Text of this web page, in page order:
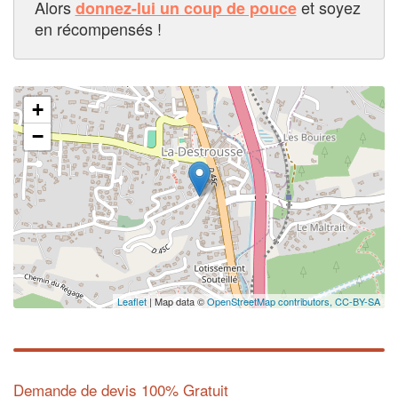
Alorsdonnez-lui un coup de pouceet soyez
en récompensés !
+
−
Leaflet | Map data ©OpenStreetMap contributors, CC-BY-SA
Demande de devis 100% Gratuit